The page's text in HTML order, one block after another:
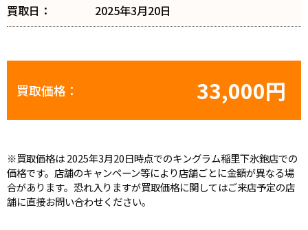
買取日：
2025年3月20日
買取価格： 33,000円
※買取価格は 2025年3月20日時点でのキングラム稲里下氷鉋店での
価格です。店舗のキャンペーン等により店舗ごとに金額が異なる場
合があります。恐れ入りますが買取価格に関してはご来店予定の店
舗に直接お問い合わせください。